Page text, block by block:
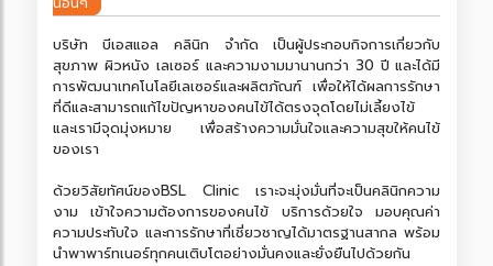
บริษัท บีเอสแอล คลินิก จำกัด เป็นผู้ประกอบกิจการเกี่ยวกับ
สุขภาพ ผิวหนัง เลเซอร์ และความงามมานานกว่า 30 ปี และได้มี
การพัฒนาเทคโนโลยีเลเซอร์และผลิตภัณฑ์ เพื่อให้ได้ผลการรักษา
ที่ดีและสามารถแก้ไขปัญหาของคนไข้ได้ตรงจุดโดยไม่เลี้ยงไข้
และเรามีจุดมุ่งหมาย เพื่อสร้างความมั่นใจและความสุขให้คนไข้
ของเรา
ด้วยวิสัยทัศน์ของBSL Clinic เราะจะมุ่งมั่นที่จะเป็นคลินิกความ
งาม เข้าใจความต้องการของคนไข้ บริการด้วยใจ มอบคุณค่า
ความประทับใจ และการรักษาที่เชี่ยวชาญได้มาตรฐานสากล พร้อม
นำพาพาร์ทเนอร์ทุกคนเติบโตอย่างมั่นคงและยั่งยืนไปด้วยกัน